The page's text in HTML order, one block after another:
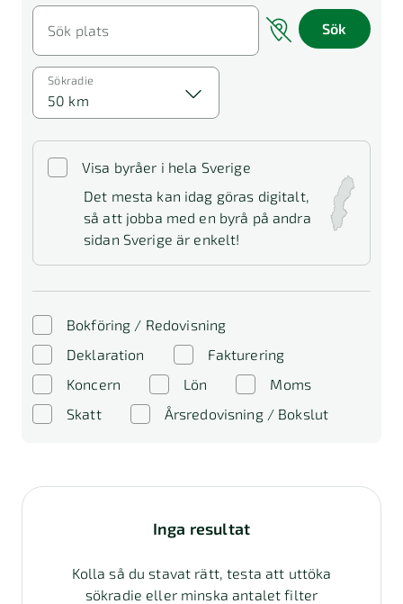
Sök plats Sök
Visa byråer i hela Sverige
Det mesta kan idag göras digitalt,
så att jobba med en byrå på andra
sidan Sverige är enkelt!
Sökradie
50 km
Bokföring / Redovisning
Deklaration
Fakturering
Koncern
Lön
Moms
Skatt
Årsredovisning / Bokslut
Inga resultat
Kolla så du stavat rätt, testa att uttöka
sökradie eller minska antalet filter